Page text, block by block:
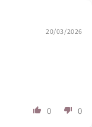
20/03/2026
0 0